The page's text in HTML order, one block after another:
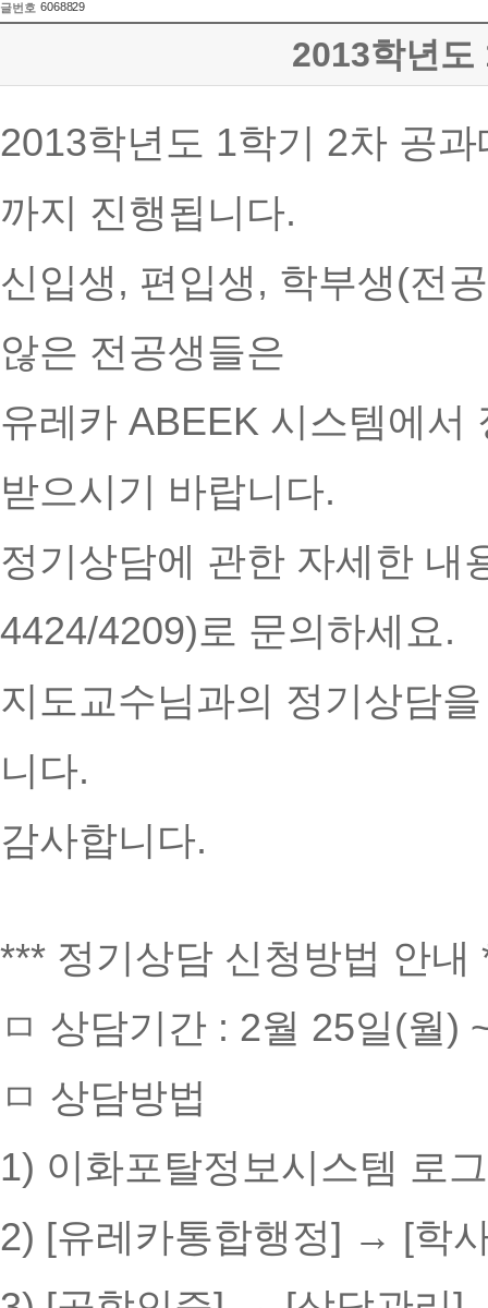
글번호 6068829
2013학년도
2013학년도 1학기 2차 공
까지 진행됩니다.
신입생, 편입생, 학부생(전
않은 전공생들은
유레카 ABEEK 시스템에서
받으시기 바랍니다.
정기상담에 관한 자세한 내
4424/4209)로 문의하세요.
지도교수님과의 정기상담
니다.
감사합니다.
*** 정기상담 신청방법 안내
ㅁ 상담기간 : 2월 25일(월)
ㅁ 상담방법
1) 이화포탈정보시스템 로
2) [유레카통합행정] → [학